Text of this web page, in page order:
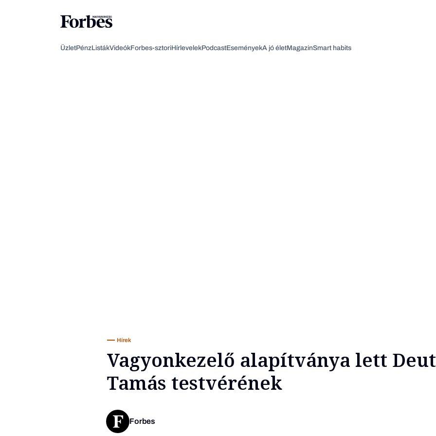
ÜzletPénzListákVideókForbes-sztoriHírlevelekPodcastEseményekA jó életMagazinSmart habits
Hírek
Vagyonkezelő alapítványa lett
Tamás testvérének
Forbes